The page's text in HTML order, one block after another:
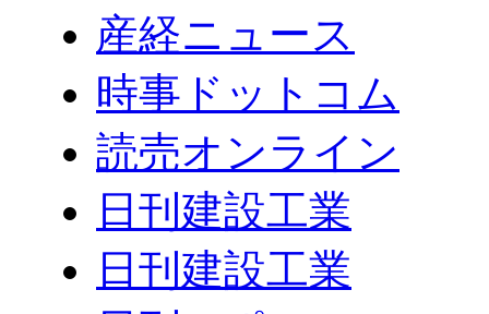
産経ニュース
時事ドットコム
読売オンライン
日刊建設工業
日刊建設工業